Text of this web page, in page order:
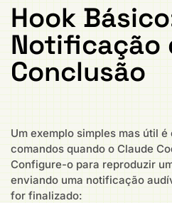
Hook
Notificação
Conclusão
Um exemplo simples mas útil é
comandos quando o Claude
Configure-o para reproduzir
enviando uma notificação
for finalizado: